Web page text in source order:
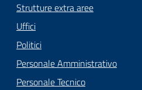
Strutture extra aree
Uffici
Politici
Personale Amministrativo
Personale Tecnico